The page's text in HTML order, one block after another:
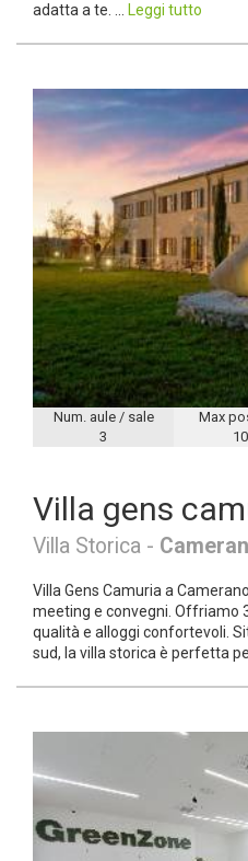
adatta a te. ...
Leggi tutto
Num. aule / sale
3
Max
Villa gens
Villa Storica -
Villa Gens Camuria a
meeting e convegni. Offriamo
qualità e alloggi confortevoli.
sud, la villa storica è perfetta